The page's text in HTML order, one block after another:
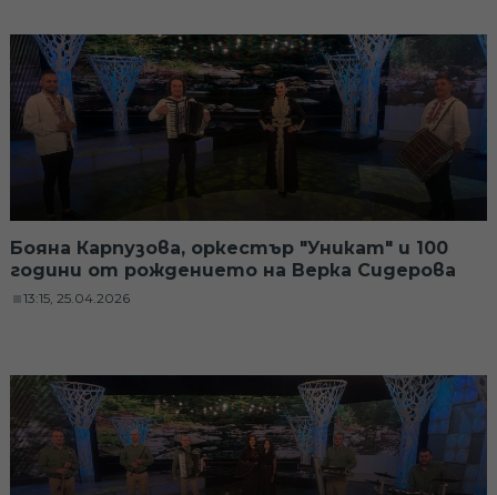
Бояна Карпузова, оркестър "Уникат" и 100
години от рождението на Верка Сидерова
13:15, 25.04.2026